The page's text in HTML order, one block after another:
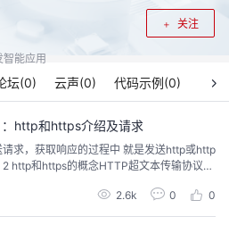
能应用
关注
坛(0) 云声(0) 代码示例(0)
http和https介绍及请求
默
全套接字层)，即带有安全套接字层的超本
HTTP更安全，但是性能更低 3 浏览器
2.6k 0 0